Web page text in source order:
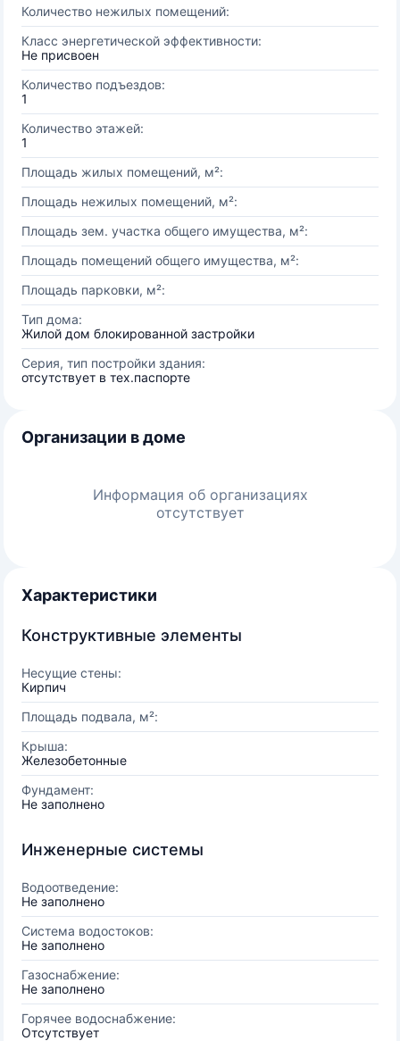
Количество нежилых помещений:
Класс энергетической эффективности:
Не присвоен
Количество подъездов:
1
Количество этажей:
1
Площадь жилых помещений, м²:
Площадь нежилых помещений, м²:
Площадь зем. участка общего имущества, м²:
Площадь помещений общего имущества, м²:
Площадь парковки, м²:
Тип дома:
Жилой дом блокированной застройки
Серия, тип постройки здания:
отсутствует в тех.паспорте
Организации в доме
Информация об организациях
отсутствует
Характеристики
Конструктивные элементы
Несущие стены:
Кирпич
Площадь подвала, м²:
Крыша:
Железобетонные
Фундамент:
Не заполнено
Инженерные системы
Водоотведение:
Не заполнено
Система водостоков:
Не заполнено
Газоснабжение:
Не заполнено
Горячее водоснабжение:
Отсутствует